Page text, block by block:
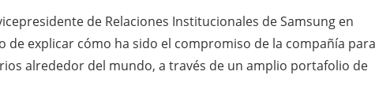
de Relaciones Institucionales de Samsung en
de explicar cómo ha sido el compromiso de la compañía para
alrededor del mundo, a través de un amplio portafolio de